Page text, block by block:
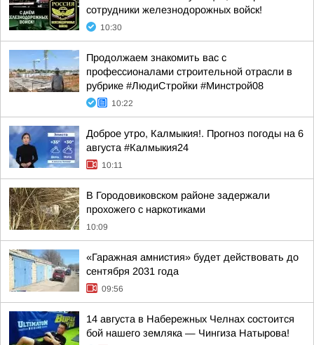
сотрудники железнодорожных войск!
10:30
Продолжаем знакомить вас с
профессионалами строительной отрасли в
рубрике #ЛюдиСтройки #Минстрой08
10:22
Доброе утро, Калмыкия!. Прогноз погоды на 6
августа #Калмыкия24
10:11
В Городовиковском районе задержали
прохожего с наркотиками
10:09
«Гаражная амнистия» будет действовать до
сентября 2031 года
09:56
14 августа в Набережных Челнах состоится
бой нашего земляка — Чингиза Натырова!